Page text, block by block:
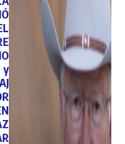
y